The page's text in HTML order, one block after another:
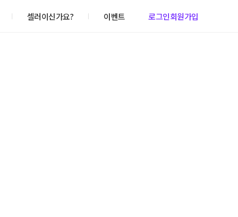
셀러이신가요? 이벤트 로그인회원가입